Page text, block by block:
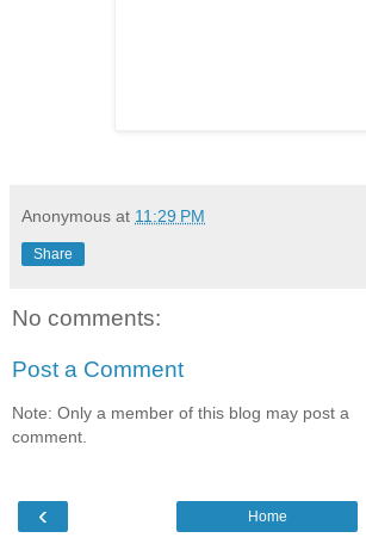
Anonymous at 11:29 PM
Share
No comments:
Post a Comment
Note: Only a member of this blog may post a
comment.
‹ Home